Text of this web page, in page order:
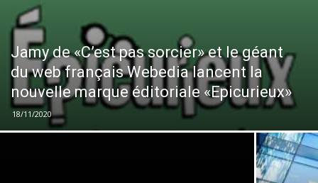
Jamy de «C’est pas sorcier» et le géant
du web français Webedia lancent la
nouvelle marque éditoriale «Epicurieux»
18/11/2020